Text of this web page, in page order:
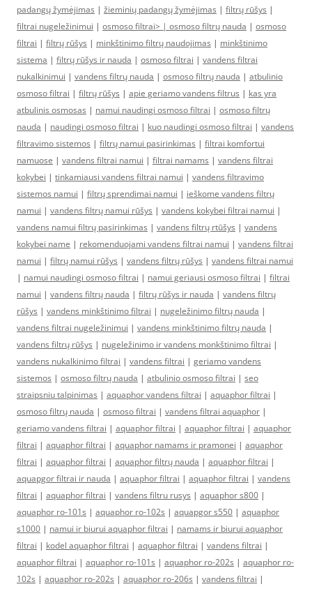
padangų žymėjimas | žieminių padangų žymėjimas | filtrų rūšys |
filtrai nugeležinimui | osmoso filtrai> | osmoso filtrų nauda | osmoso
filtrai | filtrų rūšys | minkštinimo filtrų naudojimas | minkštinimo
sistema | filtrų rūšys ir nauda | osmoso filtrai | vandens filtrai
nukalkinimui | vandens filtrų nauda | osmoso filtrų nauda | atbulinio
osmoso filtrai | filtrų rūšys | apie geriamo vandens filtrus | kas yra
atbulinis osmosas | namui naudingi osmoso filtrai | osmoso filtrų
nauda | naudingi osmoso filtrai | kuo naudingi osmoso filtrai | vandens
filtravimo sistemos | filtrų namui pasirinkimas | filtrai komfortui
namuose | vandens filtrai namui | filtrai namams | vandens filtrai
kokybei | tinkamiausi vandens filtrai namui | vandens filtravimo
sistemos namui | filtrų sprendimai namui | ieškome vandens filtrų
namui | vandens filtrų namui rūšys | vandens kokybei filtrai namui |
vandens namui filtrų pasirinkimas | vandens filtrų rtūšys | vandens
kokybei name | rekomenduojami vandens filtrai namui | vandens filtrai
namui | filtrų namui rūšys | vandens filtrų rūšys | vandens filtrai namui
| namui naudingi osmoso filtrai | namui geriausi osmoso filtrai | filtrai
namui | vandens filtrų nauda | filtrų rūšys ir nauda | vandens filtrų
rūšys | vandens minkštinimo filtrai | nugeležinimo filtrų nauda |
vandens filtrai nugeležinimui | vandens minkštinimo filtrų nauda |
vandens filtrų rūšys | nugeležinimo ir vandens monkštinimo filtrai |
vandens nukalkinimo filtrai | vandens filtrai | geriamo vandens
sistemos | osmoso filtrų nauda | atbulinio osmoso filtrai | seo
straipsniu talpinimas | aquaphor vandens filtrai | aquaphor filtrai |
osmoso filtrų nauda | osmoso filtrai | vandens filtrai aquaphor |
geriamo vandens filtrai | aquaphor filtrai | aquaphor filtrai | aquaphor
filtrai | aquaphor filtrai | aquaphor namams ir pramonei | aquaphor
filtrai | aquaphor filtrai | aquaphor filtrų nauda | aquaphor filtrai |
aquapgor filtrai ir nauda | aquaphor filtrai | aquaphor filtrai | vandens
filtrai | aquaphor filtrai | vandens filtru rusys | aquaphor s800 |
aquaphor ro-101s | aquaphor ro-102s | aquapgor s550 | aquaphor
s1000 | namui ir biurui aquaphor filtrai | namams ir biurui aquaphor
filtrai | kodel aquaphor filtrai | aquaphor filtrai | vandens filtrai |
aquaphor filtrai | aquaphor ro-101s | aquaphor ro-202s | aquaphor ro-
102s | aquaphor ro-202s | aquaphor ro-206s | vandens filtrai |